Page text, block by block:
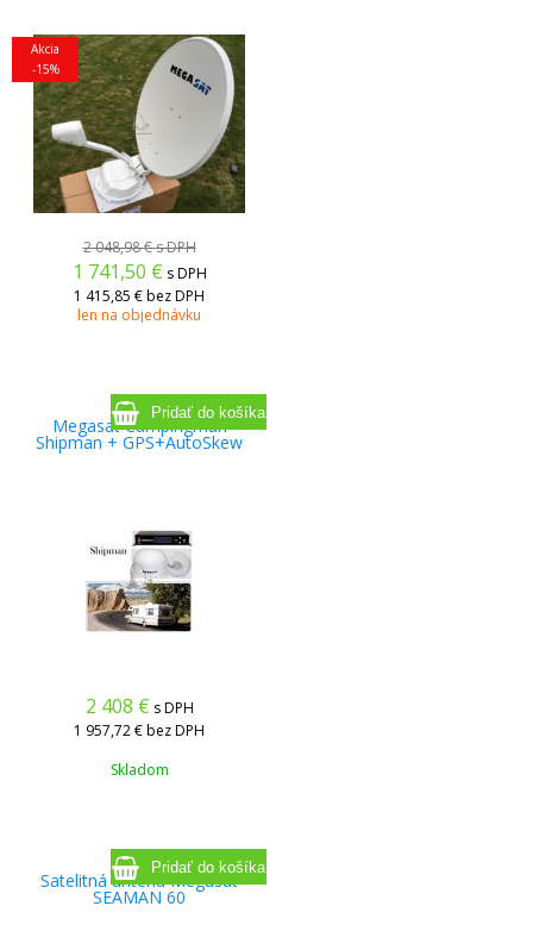
Akcia
-15%
2 048,98 €s DPH
1 741,50 € s DPH
1 415,85 €bez DPH
len na objednávku
Megasat Campingman
Shipman + GPS+AutoSkew
2 408 € s DPH
1 957,72 €bez DPH
Skladom
Satelitná anténa Megasat
SEAMAN 60